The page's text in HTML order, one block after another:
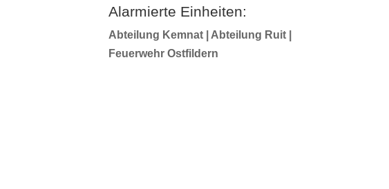
Alarmierte Einheiten:
Abteilung Kemnat | Abteilung Ruit |
Feuerwehr Ostfildern